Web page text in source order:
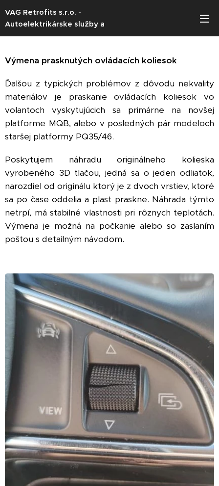
VAG Retrofits s.r.o. -
Autoelektrikárske služby a
softvérové úpravy vozidiel VW AG
Výmena prasknutých ovládacích koliesok
Ďalšou z typických problémov z dôvodu nekvality
materiálov je praskanie ovládacích koliesok vo
volantoch vyskytujúcich sa primárne na novšej
platforme MQB, alebo v posledných pár modeloch
staršej platformy PQ35/46.
Poskytujem náhradu originálneho kolieska
vyrobeného 3D tlačou, jedná sa o jeden odliatok,
narozdiel od originálu ktorý je z dvoch vrstiev, ktoré
sa po čase oddelia a plast praskne. Náhrada týmto
netrpí, má stabilné vlastnosti pri rôznych teplotách.
Výmena je možná na počkanie alebo so zaslaním
poštou s detailným návodom.